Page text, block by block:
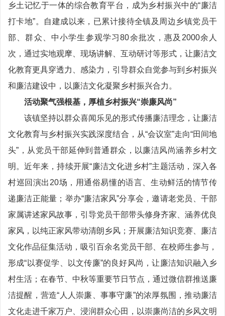
乡土记忆于一体的综合教育平台，成为乡村振兴中的“廉洁
打卡地”。自建成以来，已累计接待全镇及周边乡镇党员干
部、群众、中小学生参观学习80余批次，惠及2000余人
次，通过实地观摩、现场讲解、互动研讨等形式，让廉洁文
化教育更具穿透力、感染力，引导群众自觉参与到乡村振兴
和廉洁建设中，以廉洁文化凝聚乡村振兴合力。
活动聚气强根基，厚植乡村振兴“崇廉风尚”
该镇坚持以群众喜闻乐见的形式传播廉洁理念，让廉洁
文化教育与乡村振兴实践深度结合，从“会议室”走向“田间地
头”，从党员干部延伸到普通群众，以廉洁风尚涵养乡村文
明。近年来，持续开展“廉洁文化进乡村”主题活动，深入各
村巡回演出20场，用通俗易懂的语言、生动鲜活的情节传
递廉洁正能量；举办“廉洁家风”分享会，邀请老党员、干部
家属讲述家风故事，引导党员干部带头修身齐家、涵养优良
家风，以纯正家风带动清朗乡风；开展廉洁知识竞赛、廉洁
文化作品征集活动，吸引百余名党员干部、在校师生参与，
形成“以赛促学、以文传廉”的良好风尚，让廉洁知识融入乡
村生活；在春节、中秋等重要节日节点，通过微信群推送廉
洁提醒，营造“人人崇廉、事事守廉”的浓厚氛围，推动廉洁
文化走进千家万户、浸润群众心田，以崇廉尚洁的乡风文明